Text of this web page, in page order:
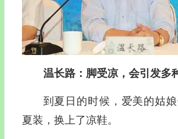
温长路：脚受凉，会引发多
到夏日的时候，爱美的姑
夏装，换上了凉鞋。